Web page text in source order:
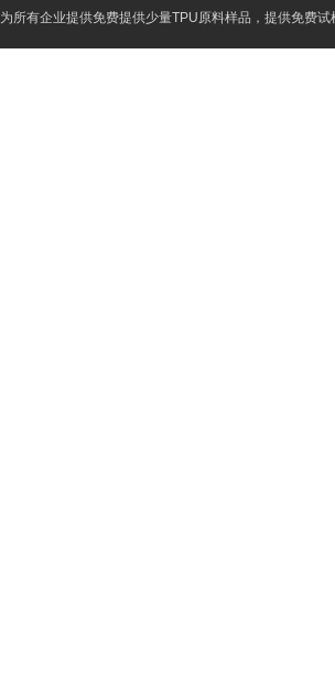
为所有企业提供免费提供少量TPU原料样品，提供免费试